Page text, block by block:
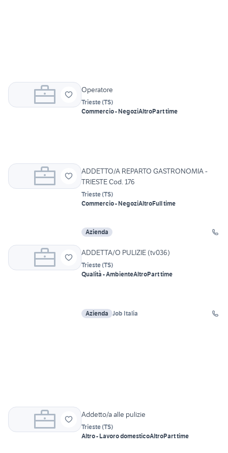
Operatore
Trieste(TS)
Commercio - NegoziAltroPart time
ADDETTO/A REPARTO GASTRONOMIA -
TRIESTE Cod. 176
Trieste(TS)
Commercio - NegoziAltroFull time
Azienda
ADDETTA/O PULIZIE (tv036)
Trieste(TS)
Qualità - AmbienteAltroPart time
Azienda Job Italia
Addetto/a alle pulizie
Trieste(TS)
Altro - Lavoro domesticoAltroPart time